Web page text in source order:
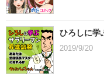
ひろしに学
2019/9/20